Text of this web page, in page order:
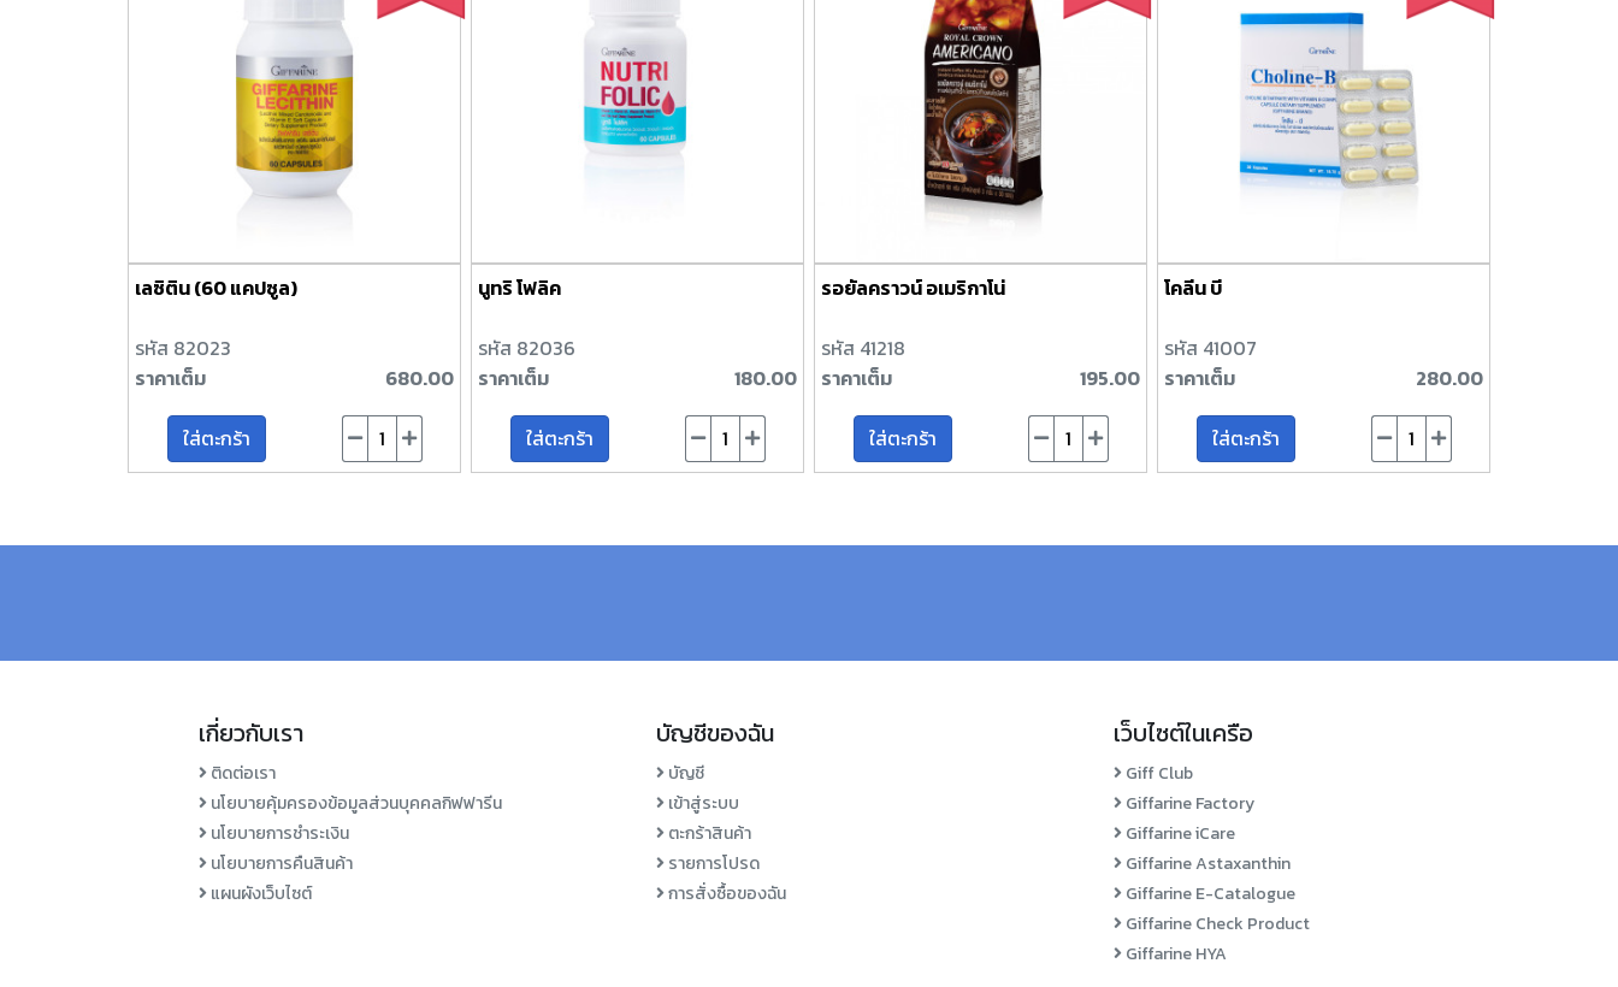
เลซิติน (60 แคปซูล)
รหัส 82023
ราคาเต็ม
680.00
ใส่ตะกร้า
นูทริ โฟลิค
รหัส 82036
ราคาเต็ม
180.00
ใส่ตะกร้า
รอยัลคราวน์ อเมริกาโน่
รหัส 41218
ราคาเต็ม
195.00
ใส่ตะกร้า
โคลีน บี
รหัส 41007
ราคาเต็ม
280.00
ใส่ตะกร้า
เกี่ยวกับเรา
ติดต่อเรา
นโยบายคุ้มครองข้อมูลส่วนบุคคลกิฟฟารีน
นโยบายการชำระเงิน
นโยบายการคืนสินค้า
แผนผังเว็บไซต์
บัญชีของฉัน
บัญชี
เข้าสู่ระบบ
ตะกร้าสินค้า
รายการโปรด
การสั่งซื้อของฉัน
เว็บไซต์ในเครือ
Giff Club
Giffarine Factory
Giffarine iCare
Giffarine Astaxanthin
Giffarine E-Catalogue
Giffarine Check Product
Giffarine HYA